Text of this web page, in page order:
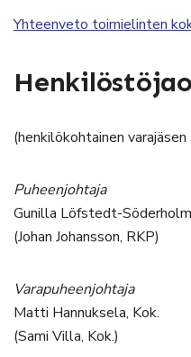
Yhteenveto toimielinten
(henkilökohtainen varajäsen
Puheenjohtaja
Gunilla Löfstedt-
(Johan Johansson, RKP)
Varapuheenjohtaja
Matti Hannuksela, Kok.
(Sami Villa, Kok.)